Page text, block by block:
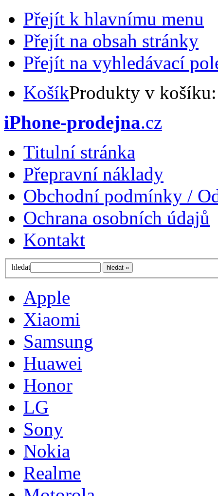
Přejít k hlavnímu menu
Přejít na obsah stránky
Přejít na vyhledávací
KošíkProdukty v
iPhone-prodejna.cz
Titulní stránka
Přepravní náklady
Obchodní podmínky /
Ochrana osobních údajů
Kontakt
hledat
Apple
Xiaomi
Samsung
Huawei
Honor
LG
Sony
Nokia
Realme